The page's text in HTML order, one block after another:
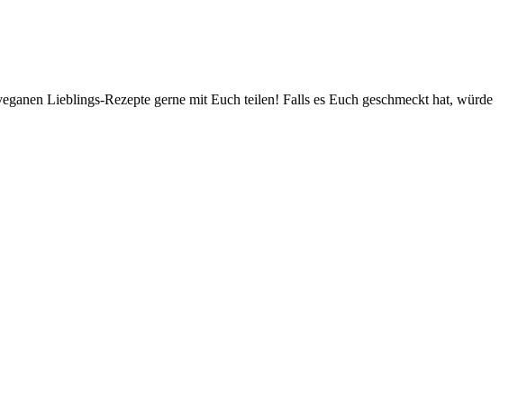
Lieblings-Rezepte gerne mit Euch teilen! Falls es Euch geschmeckt hat, würde